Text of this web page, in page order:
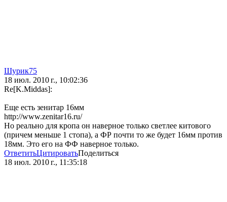
Шурик75
18 июл. 2010 г., 10:02:36
Re[K.Middas]:
Еще есть зенитар 16мм
http://www.zenitar16.ru/
Но реально для кропа он наверное только светлее китового
(причем меньше 1 стопа), а ФР почти то же будет 16мм против
18мм. Это его на ФФ наверное только.
ОтветитьЦитироватьПоделиться
18 июл. 2010 г., 11:35:18